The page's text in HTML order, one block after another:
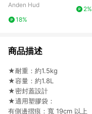
Anden Hud
18%
2%
商品描述
★耐重：約1.5kg
★容量：約1.8L
★密封蓋設計
★適用塑膠袋：
有側邊摺痕：寬 19cm 以上